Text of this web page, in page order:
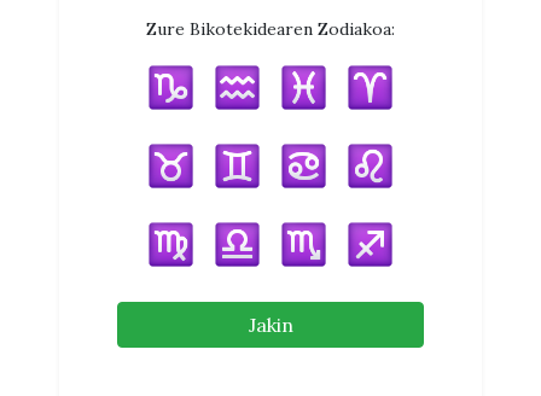
Zure Bikotekidearen Zodiakoa:
Jakin